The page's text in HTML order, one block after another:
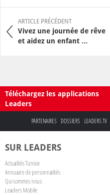
ARTICLE PRÉCÉDENT
Vivez une journée de rêve
et aidez un enfant ...
Téléchargez les applications
Leaders
PARTENAIRES DOSSIERS LEADERS TV
SUR LEADERS
Actualités Tunisie
Annuaire de personnalités
Qui sommes nous
Leaders Mobile